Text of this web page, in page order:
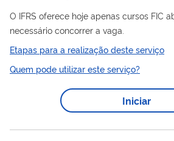
O IFRS oferece hoje apenas cursos FIC
necessário concorrer a vaga.
Etapas para a realização deste serviço
Quem pode utilizar este serviço?
Iniciar